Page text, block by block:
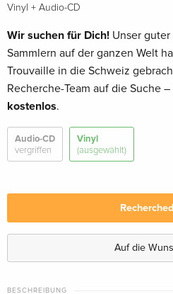
Vinyl + Audio-CD
Wir suchen für Dich! Unser
Sammlern auf der ganzen Welt
Trouvaille in die Schweiz
Recherche-Team auf die Suche –
kostenlos.
Audio-CD
vergriffen
Vinyl
(ausgewählt)
Auf die
BESCHREIBUNG